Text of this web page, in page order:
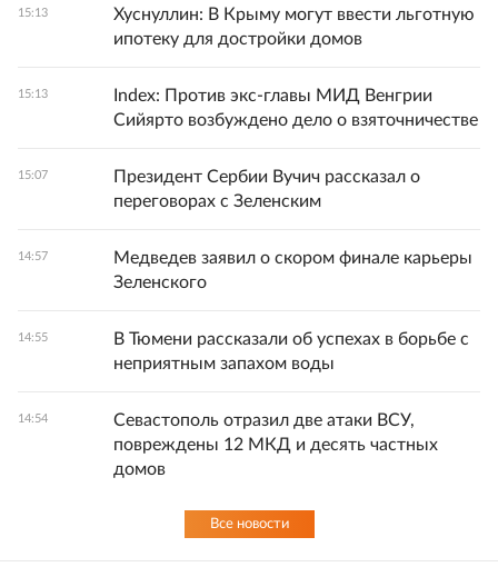
15:13
Хуснуллин: В Крыму могут ввести льготную
ипотеку для достройки домов
15:13
Index: Против экс-главы МИД Венгрии
Сийярто возбуждено дело о взяточничестве
15:07
Президент Сербии Вучич рассказал о
переговорах с Зеленским
14:57
Медведев заявил о скором финале карьеры
Зеленского
14:55
В Тюмени рассказали об успехах в борьбе с
неприятным запахом воды
14:54
Севастополь отразил две атаки ВСУ,
повреждены 12 МКД и десять частных
домов
Все новости